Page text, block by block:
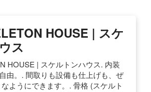
HOUSE | スケ
ス
HOUSE | スケルトンハウス. 内装
由。. 間取りも設備も仕上げも、ぜ
ようにできます。. 骨格 (スケルト